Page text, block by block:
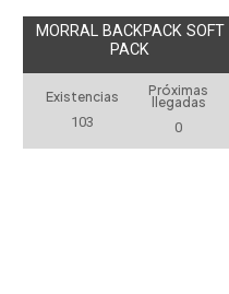
MORRAL BACKPACK SOFT
PACK
Existencias
103
Próximas
llegadas
0